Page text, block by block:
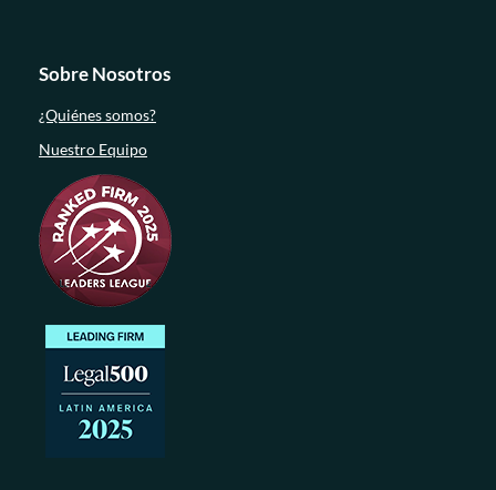
Sobre Nosotros
¿Quiénes somos?
Nuestro Equipo